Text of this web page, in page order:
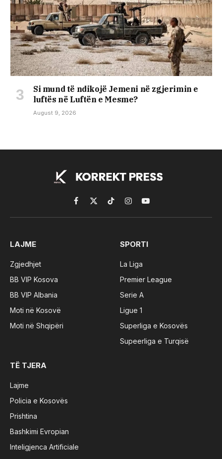
Si mund të ndikojë Jemeni në zgjerimin e
luftës në Luftën e Mesme?
August 9, 2026
Facebook
X
(Twitter)
TikTokInstagramYouTube
LAJME
Zgjedhjet
BB VIP Kosova
BB VIP Albania
Moti në Kosovë
Moti në Shqipëri
SPORTI
La Liga
Premier League
Serie A
Ligue 1
Superliga e Kosovës
Supeerliga e Turqisë
TË TJERA
Lajme
Policia e Kosovës
Prishtina
Bashkimi Evropian
Inteligjenca Artificiale